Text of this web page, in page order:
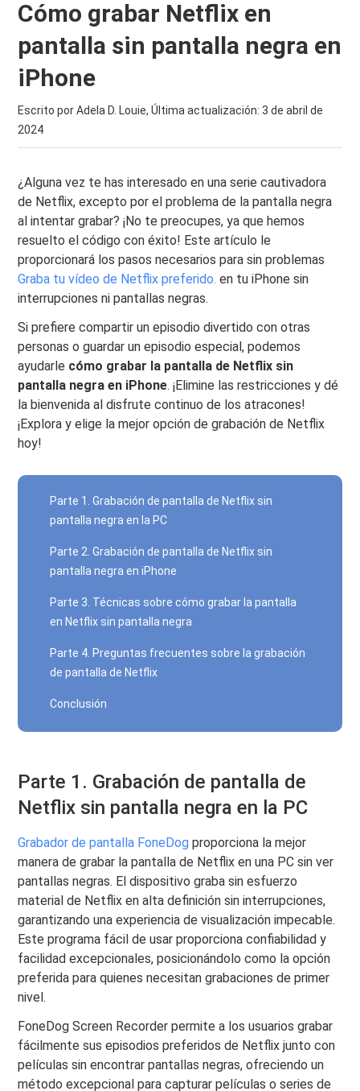
Cómo grabar Netflix en
pantalla sin pantalla negra en
iPhone
Escrito por Adela D. Louie, Última actualización:3 de abril de
2024
¿Alguna vez te has interesado en una serie cautivadora
de Netflix, excepto por el problema de la pantalla negra
al intentar grabar? ¡No te preocupes, ya que hemos
resuelto el código con éxito! Este artículo le
proporcionará los pasos necesarios para sin problemas
Graba tu vídeo de Netflix preferido. en tu iPhone sin
interrupciones ni pantallas negras.
Si prefiere compartir un episodio divertido con otras
personas o guardar un episodio especial, podemos
ayudarle cómo grabar la pantalla de Netflix sin
pantalla negra en iPhone. ¡Elimine las restricciones y dé
la bienvenida al disfrute continuo de los atracones!
¡Explora y elige la mejor opción de grabación de Netflix
hoy!
Parte 1. Grabación de pantalla de Netflix sin
pantalla negra en la PC
Parte 2. Grabación de pantalla de Netflix sin
pantalla negra en iPhone
Parte 3. Técnicas sobre cómo grabar la pantalla
en Netflix sin pantalla negra
Parte 4. Preguntas frecuentes sobre la grabación
de pantalla de Netflix
Conclusión
Parte 1. Grabación de pantalla de
Netflix sin pantalla negra en la PC
Grabador de pantalla FoneDog proporciona la mejor
manera de grabar la pantalla de Netflix en una PC sin ver
pantallas negras. El dispositivo graba sin esfuerzo
material de Netflix en alta definición sin interrupciones,
garantizando una experiencia de visualización impecable.
Este programa fácil de usar proporciona confiabilidad y
facilidad excepcionales, posicionándolo como la opción
preferida para quienes necesitan grabaciones de primer
nivel.
FoneDog Screen Recorder permite a los usuarios grabar
fácilmente sus episodios preferidos de Netflix junto con
películas sin encontrar pantallas negras, ofreciendo un
método excepcional para capturar películas o series de